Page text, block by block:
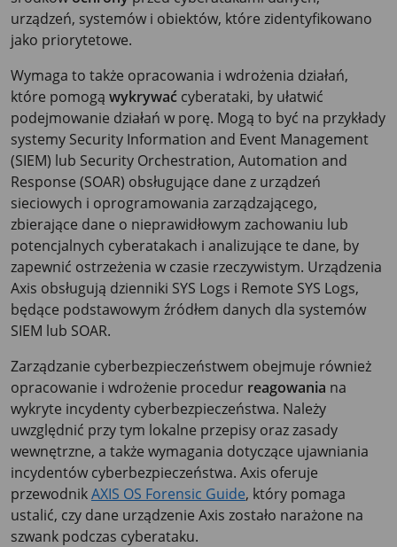
urządzeń, systemów i obiektów, które zidentyfikowano
jako priorytetowe.
Wymaga to także opracowania i wdrożenia działań,
które pomogą wykrywać cyberataki, by ułatwić
podejmowanie działań w porę. Mogą to być na przykłady
systemy Security Information and Event Management
(SIEM) lub Security Orchestration, Automation and
Response (SOAR) obsługujące dane z urządzeń
sieciowych i oprogramowania zarządzającego,
zbierające dane o nieprawidłowym zachowaniu lub
potencjalnych cyberatakach i analizujące te dane, by
zapewnić ostrzeżenia w czasie rzeczywistym. Urządzenia
Axis obsługują dzienniki SYS Logs i Remote SYS Logs,
będące podstawowym źródłem danych dla systemów
SIEM lub SOAR.
Zarządzanie cyberbezpieczeństwem obejmuje również
opracowanie i wdrożenie procedur reagowania na
wykryte incydenty cyberbezpieczeństwa. Należy
uwzględnić przy tym lokalne przepisy oraz zasady
wewnętrzne, a także wymagania dotyczące ujawniania
incydentów cyberbezpieczeństwa. Axis oferuje
przewodnikAXIS OS Forensic Guide, który pomaga
ustalić, czy dane urządzenie Axis zostało narażone na
szwank podczas cyberataku.